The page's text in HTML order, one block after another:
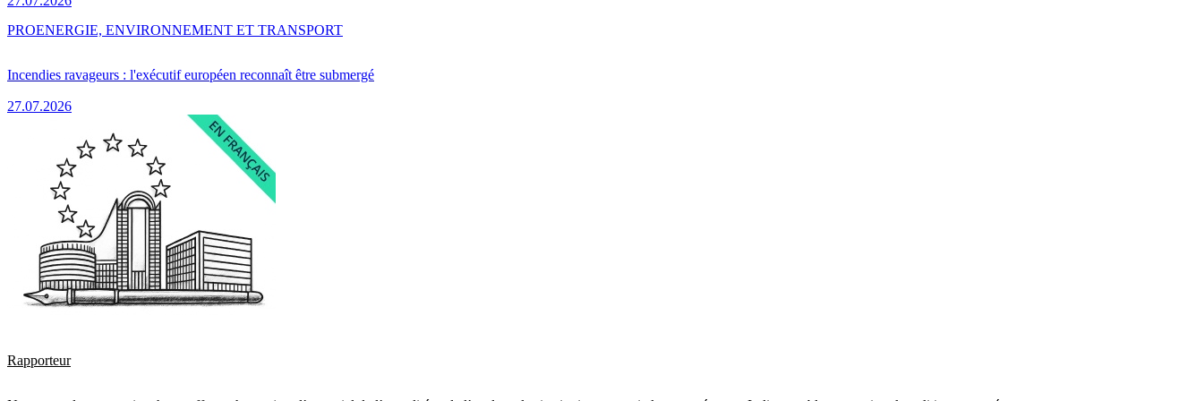
Incendies ravageurs : l'exécutif européen reconnaît être submergé
27.07.2026
PROENERGIE, ENVIRONNEMENT ET TRANSPORT
Rapporteur